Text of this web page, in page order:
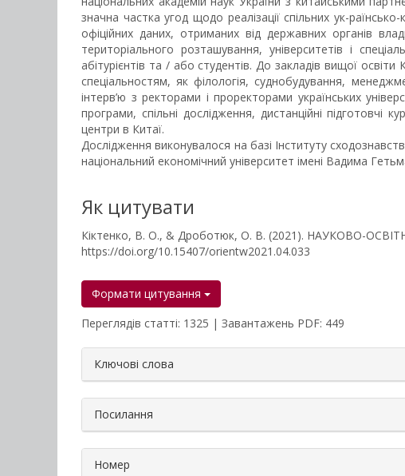
значна частка угод щодо реалізації спільних ук-
офіційних даних, отриманих від державних органів
територіального розташування, університетів і
абітурієнтів та / або студентів. До закладів вищої
спеціальностям, як філологія, суднобудування,
інтерв’ю з ректорами і проректорами українських
програми, спільні дослідження, дистанційні підготовчі
центри в Китаї.
Дослідження виконувалося на базі Інституту
національний економічний університет імені Вадима
Як цитувати
Кіктенко, В. О., & Дроботюк, О. В. (2021). НАУКОВО-
https://doi.org/10.15407/orientw2021.04.033
Формати цитування
Переглядів статті: 1325 | Завантажень PDF: 449
Ключові слова
Посилання
Номер